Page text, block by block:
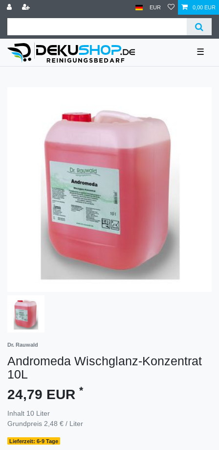
EUR 0,00 EUR
☰
Dr. Rauwald
Andromeda Wischglanz-Konzentrat
10L
24,79 EUR *
Inhalt 10 Liter
Grundpreis 2,48 € / Liter
Lieferzeit: 6-9 Tage